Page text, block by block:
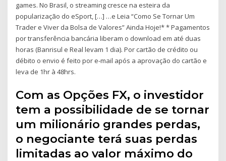
games. No Brasil, o streaming cresce na esteira da
popularização do eSport, […] …e Leia “Como Se Tornar Um
Trader e Viver da Bolsa de Valores” Ainda Hoje!* * Pagamentos
por transferência bancária liberam o download em até duas
horas (Banrisul e Real levam 1 dia). Por cartão de crédito ou
débito o envio é feito por e-mail após a aprovação do cartão e
leva de 1hr à 48hrs.
Com as Opções FX, o investidor
tem a possibilidade de se tornar
um milionário grandes perdas,
o negociante terá suas perdas
limitadas ao valor máximo do